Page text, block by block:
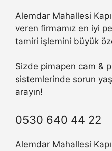
Alemdar Mahallesi
veren firmamız en iyi
tamiri işlemini büyük
Sizde pimapen cam &
sistemlerinde sorun
arayın!
0530 640 44 22
Alemdar Mahallesi